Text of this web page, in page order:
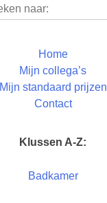
Home
Mijn collega’s
Mijn standaard prijzen
Contact
Klussen A-Z:
Badkamer